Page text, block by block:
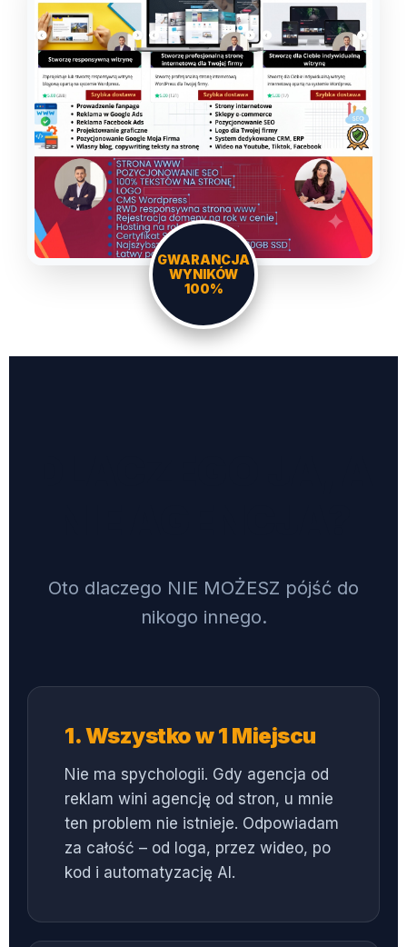
GWARANCJA
WYNIKÓW
100%
Oto dlaczego NIE MOŻESZ pójść do
nikogo innego.
1. Wszystko w 1 Miejscu
Nie ma spychologii. Gdy agencja od
reklam wini agencję od stron, u mnie
ten problem nie istnieje. Odpowiadam
za całość – od loga, przez wideo, po
kod i automatyzację AI.